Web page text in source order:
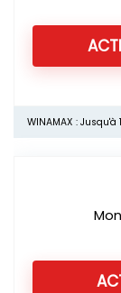
WINAMAX :